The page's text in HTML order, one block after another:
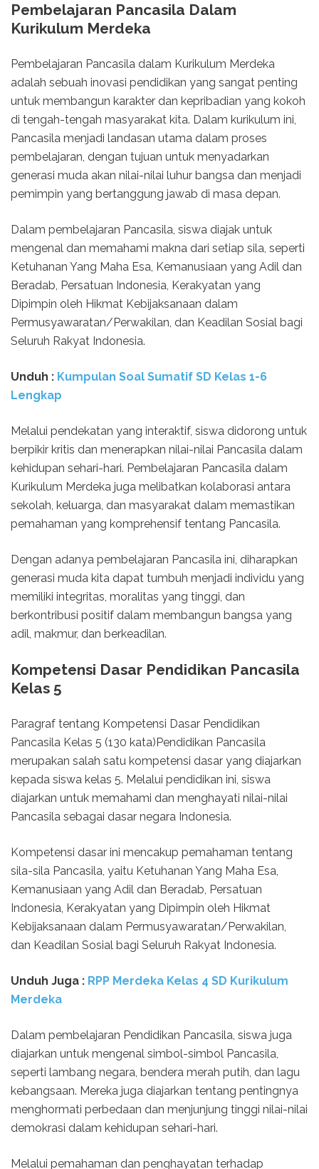
Pembelajaran Pancasila Dalam
Kurikulum Merdeka
Pembelajaran Pancasila dalam Kurikulum Merdeka
adalah sebuah inovasi pendidikan yang sangat penting
untuk membangun karakter dan kepribadian yang kokoh
di tengah-tengah masyarakat kita. Dalam kurikulum ini,
Pancasila menjadi landasan utama dalam proses
pembelajaran, dengan tujuan untuk menyadarkan
generasi muda akan nilai-nilai luhur bangsa dan menjadi
pemimpin yang bertanggung jawab di masa depan.
Dalam pembelajaran Pancasila, siswa diajak untuk
mengenal dan memahami makna dari setiap sila, seperti
Ketuhanan Yang Maha Esa, Kemanusiaan yang Adil dan
Beradab, Persatuan Indonesia, Kerakyatan yang
Dipimpin oleh Hikmat Kebijaksanaan dalam
Permusyawaratan/Perwakilan, dan Keadilan Sosial bagi
Seluruh Rakyat Indonesia.
Unduh : Kumpulan Soal Sumatif SD Kelas 1-6
Lengkap
Melalui pendekatan yang interaktif, siswa didorong untuk
berpikir kritis dan menerapkan nilai-nilai Pancasila dalam
kehidupan sehari-hari. Pembelajaran Pancasila dalam
Kurikulum Merdeka juga melibatkan kolaborasi antara
sekolah, keluarga, dan masyarakat dalam memastikan
pemahaman yang komprehensif tentang Pancasila.
Dengan adanya pembelajaran Pancasila ini, diharapkan
generasi muda kita dapat tumbuh menjadi individu yang
memiliki integritas, moralitas yang tinggi, dan
berkontribusi positif dalam membangun bangsa yang
adil, makmur, dan berkeadilan.
Kompetensi Dasar Pendidikan Pancasila
Kelas 5
Paragraf tentang Kompetensi Dasar Pendidikan
Pancasila Kelas 5 (130 kata)Pendidikan Pancasila
merupakan salah satu kompetensi dasar yang diajarkan
kepada siswa kelas 5. Melalui pendidikan ini, siswa
diajarkan untuk memahami dan menghayati nilai-nilai
Pancasila sebagai dasar negara Indonesia.
Kompetensi dasar ini mencakup pemahaman tentang
sila-sila Pancasila, yaitu Ketuhanan Yang Maha Esa,
Kemanusiaan yang Adil dan Beradab, Persatuan
Indonesia, Kerakyatan yang Dipimpin oleh Hikmat
Kebijaksanaan dalam Permusyawaratan/Perwakilan,
dan Keadilan Sosial bagi Seluruh Rakyat Indonesia.
Unduh Juga : RPP Merdeka Kelas 4 SD Kurikulum
Merdeka
Dalam pembelajaran Pendidikan Pancasila, siswa juga
diajarkan untuk mengenal simbol-simbol Pancasila,
seperti lambang negara, bendera merah putih, dan lagu
kebangsaan. Mereka juga diajarkan tentang pentingnya
menghormati perbedaan dan menjunjung tinggi nilai-nilai
demokrasi dalam kehidupan sehari-hari.
Melalui pemahaman dan penghayatan terhadap